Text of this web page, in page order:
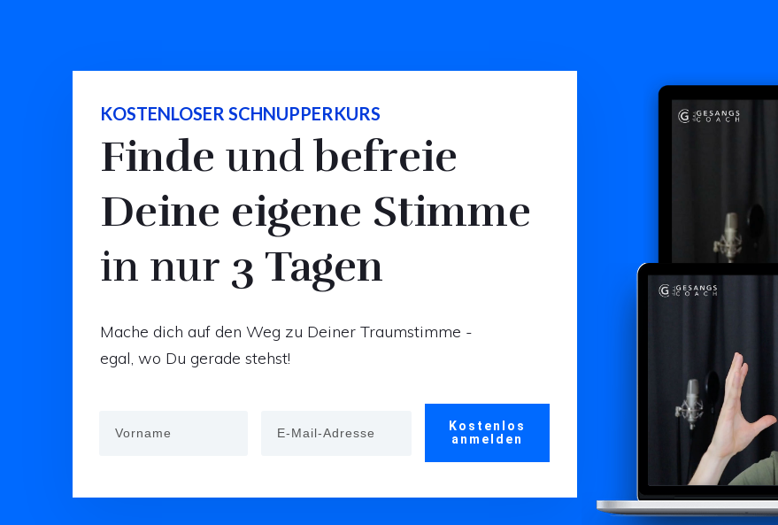
KOSTENLOSER SCHNUPPERKURS
Finde undbefreie
Deine eigene Stimme
in nur 3 Tagen
Mache dich auf den Weg zu Deiner Traumstimme -
egal, wo Du gerade stehst!
Kostenlos
anmelden